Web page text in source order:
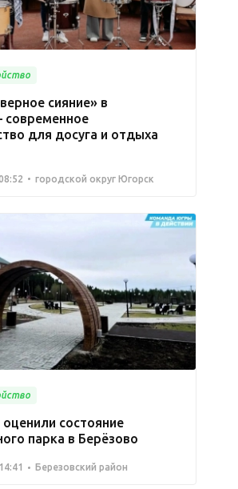
сияние» в
современное
для досуга и отдыха
городской округ Югорск
состояние
парка в Берёзово
14:41 Березовский район